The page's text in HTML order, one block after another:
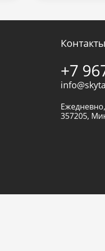
Контакты
+7
357205,